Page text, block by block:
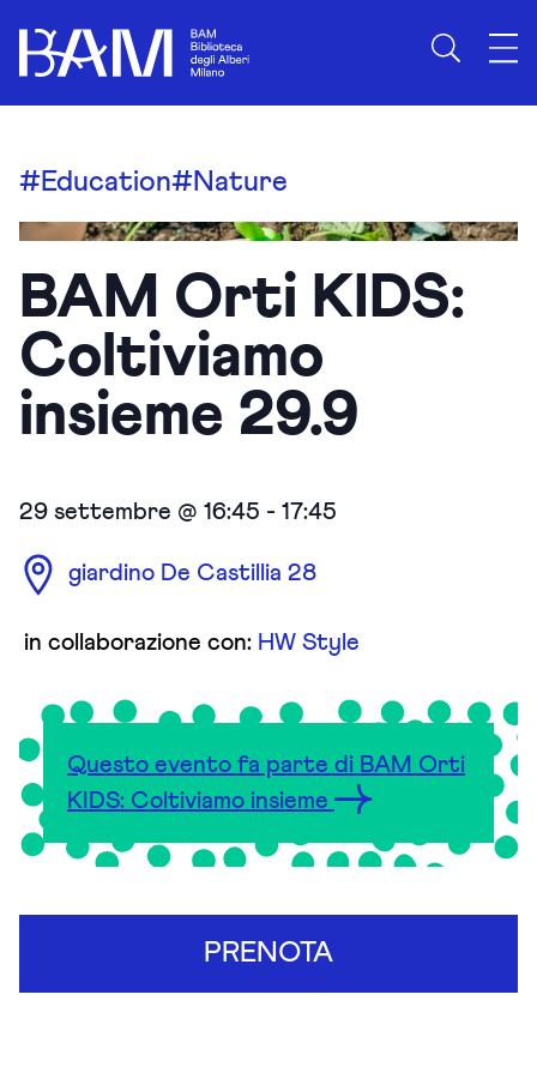
#Education#Nature
BAM Orti KIDS:
Coltiviamo
insieme 29.9
29 settembre @ 16:45 - 17:45
giardino De Castillia 28
in collaborazione con: HW Style
Questo evento fa parte di BAM Orti
KIDS: Coltiviamo insieme
PRENOTA